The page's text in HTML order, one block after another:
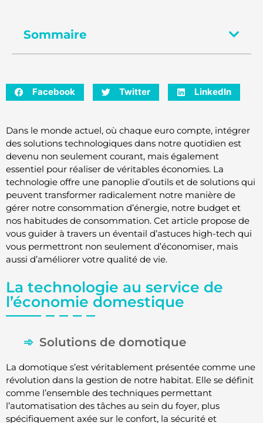
Sommaire
Facebook Twitter LinkedIn
Dans le monde actuel, où chaque euro compte, intégrer
des solutions technologiques dans notre quotidien est
devenu non seulement courant, mais également
essentiel pour réaliser de véritables économies. La
technologie offre une panoplie d’outils et de solutions qui
peuvent transformer radicalement notre manière de
gérer notre consommation d’énergie, notre budget et
nos habitudes de consommation. Cet article propose de
vous guider à travers un éventail d’astuces high-tech qui
vous permettront non seulement d’économiser, mais
aussi d’améliorer votre qualité de vie.
La technologie au service de
l’économie domestique
Solutions de domotique
La domotique s’est véritablement présentée comme une
révolution dans la gestion de notre habitat. Elle se définit
comme l’ensemble des techniques permettant
l’automatisation des tâches au sein du foyer, plus
spécifiquement axée sur le confort, la sécurité et